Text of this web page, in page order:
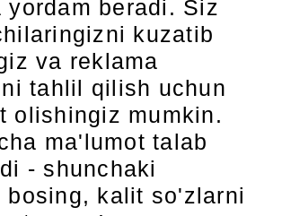
yordam beradi. Siz
kuzatib
va reklama
tahlil qilish uchun
olishingiz mumkin.
ma'lumot talab
- shunchaki
bosing, kalit so'zlarni